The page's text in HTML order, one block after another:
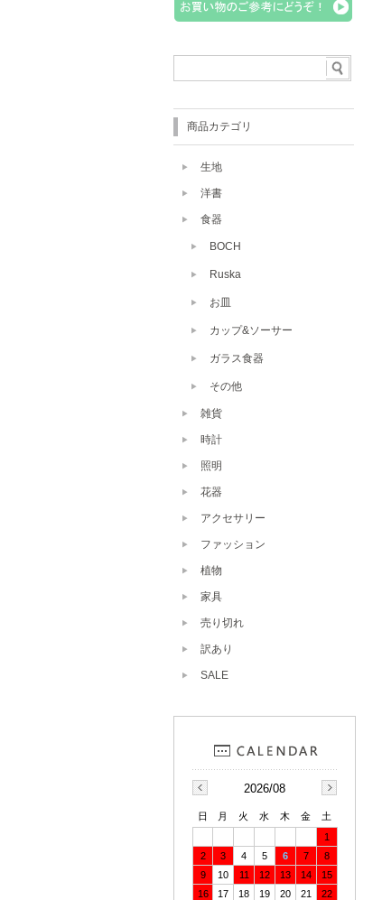
商品カテゴリ
生地
洋書
食器
BOCH
Ruska
お皿
カップ&ソーサー
ガラス食器
その他
雑貨
時計
照明
花器
アクセサリー
ファッション
植物
家具
売り切れ
訳あり
SALE
2026/08
日 月 火 水 木 金
土
1
2
3 4 5 6 7
8
9
10 11 12 13 14
15
16
17 18 19 20 21
22